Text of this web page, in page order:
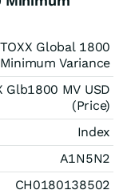
Global 1800
Minimum Variance
Glb1800 MV USD
(Price)
Index
A1N5N2
CH0180138502